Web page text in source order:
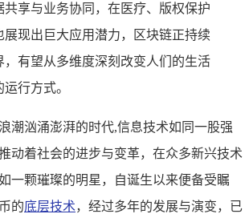
共享与业务协同，在医疗、版权保护
展现出巨大应用潜力，区块链正持续
，有望从多维度深刻改变人们的生活
行方式。
潮汹涌澎湃的时代,信息技术如同一股强
动着社会的进步与变革，在众多新兴技术
一颗璀璨的明星，自诞生以来便备受瞩
的底层技术，经过多年的发展与演变，已